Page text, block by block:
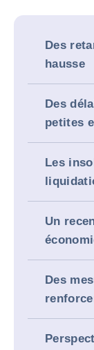
Des
hausse
Des
petites
Les
Un
Des